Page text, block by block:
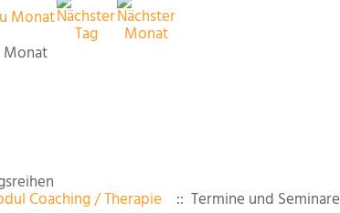
Monat
Coaching / Therapie :: Termine und Seminare